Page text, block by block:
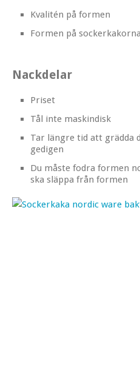
Kvalitén på formen
Formen på sockerkakorna
Nackdelar
Priset
Tål inte maskindisk
Tar längre tid att grädda
gedigen
Du måste fodra formen
ska släppa från formen